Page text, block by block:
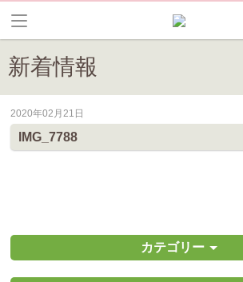
新着情報
皆野町のイベントやお祭り、花情報等の最新
2020年02月21日
IMG_7788
カテゴリー